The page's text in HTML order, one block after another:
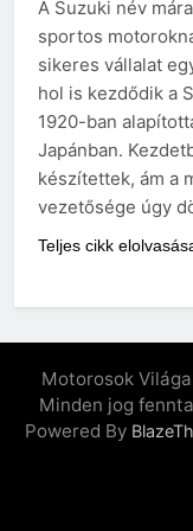
A Suzuki név
sportos
sikeres vállalat
hol is kezdődik a
1920-ban
Japánban.
készítettek, ám a
vezetősége úgy
Teljes cikk
Motorosok
Minden jog
Powered By